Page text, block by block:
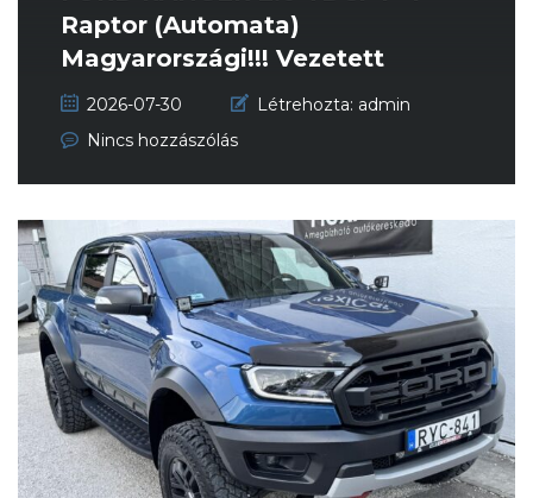
Raptor (Automata)
Magyarországi!!! Vezetett
szervizköny...
2026-07-30 Létrehozta: admin
Nincs hozzászólás